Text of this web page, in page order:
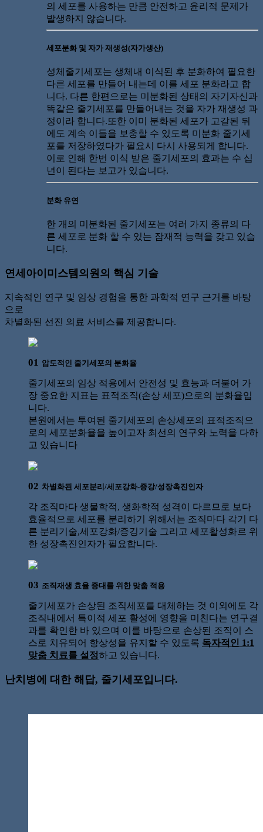
의 세포를 사용하는 만큼 안전하고 윤리적 문제가
발생하지 않습니다.
세포분화 및 자가 재생성(자가생산)
성체줄기세포는 생체내 이식된 후 분화하여 필요한
다른 세포를 만들어 내는데 이를 세포 분화라고 합
니다. 다른 한편으로는 미분화된 상태의 자기자신과
똑같은 줄기세포를 만들어내는 것을 자가 재생성 과
정이라 합니다.또한 이미 분화된 세포가 고갈된 뒤
에도 계속 이들을 보충할 수 있도록 미분화 줄기세
포를 저장하였다가 필요시 다시 사용되게 합니다.
이로 인해 한번 이식 받은 줄기세포의 효과는 수 십
년이 된다는 보고가 있습니다.
분화 유연
한 개의 미분화된 줄기세포는 여러 가지 종류의 다
른 세포로 분화 할 수 있는 잠재적 능력을 갖고 있습
니다.
연세아이미스템의원의 핵심 기술
지속적인 연구 및 임상 경험을 통한 과학적 연구 근거를 바탕
으로
차별화된 선진 의료 서비스를 제공합니다.
01 압도적인 줄기세포의 분화율
줄기세포의 임상 적용에서 안전성 및 효능과 더불어 가
장 중요한 지표는 표적조직(손상 세포)으로의 분화율입
니다.
본원에서는 투여된 줄기세포의 손상세포의 표적조직으
로의 세포분화율을 높이고자 최선의 연구와 노력을 다하
고 있습니다
02 차별화된 세포분리/세포강화-증강/성장촉진인자
각 조직마다 생물학적, 생화학적 성격이 다르므로 보다
효율적으로 세포를 분리하기 위해서는 조직마다 각기 다
른 분리기술,세포강화/증깅기술 그리고 세포활성화르 위
한 성장촉진인자가 필요합니다.
03 조직재생 효율 증대를 위한 맞춤 적용
줄기세포가 손상된 조직세포를 대체하는 것 이외에도 각
조직내에서 특이적 세포 활성에 영향을 미친다는 연구결
과를 확인한 바 있으며 이를 바탕으로 손상된 조직이 스
스로 치유되어 항상성을 유지할 수 있도록 독자적인 1:1
맞춤 치료를 설정하고 있습니다.
난치병에 대한 해답, 줄기세포입니다.